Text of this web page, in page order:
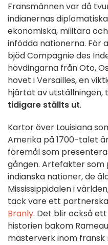
Fransmännen var då
indianernas
ekonomiska, militära
infödda nationerna. För
bjöd Compagnie des
hövdingarna från Oto,
hovet i Versailles, en
hjärtat av utställningen,
tidigare ställts ut.
Kartor över Louisiana
Amerika på 1700-talet
föremål som
gången. Artefakter som
indianska nationer, de
Mississippidalen i
tack vare ett
Branly. Det blir också
historien bakom
mästerverk inom fransk